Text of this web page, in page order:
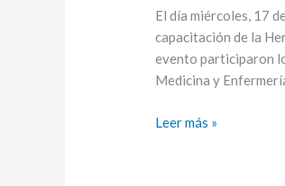
El día miércoles, 17
capacitación de la
evento participaron
Medicina y
“CLINICALKEY”
en
UNIANDES
Leer más »